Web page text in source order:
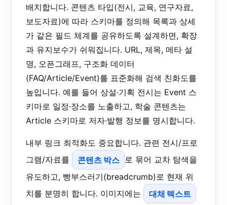
배치합니다. 콘텐츠 타입(전시, 교육, 연구자료,
보도자료)에 따라 스키마를 정의해 목록과 상세
가 같은 필드 체계를 공유하도록 설계하면, 확장
과 유지보수가 쉬워집니다. URL, 제목, 메타 설
명, 오픈그래프, 구조화 데이터
(FAQ/Article/Event)를 표준화해 검색 친화도를
높입니다. 예를 들어 상설·기획 전시는 Event 스
키마로 일정·장소를 노출하고, 학술 콘텐츠는
Article 스키마로 저자·발행 정보를 명시합니다.
내부 링크 최적화도 중요합니다. 관련 전시/프로
그램/자료를
콘텐츠 박스 로 묶어 교차 탐색을
유도하고, 빵부스러기(breadcrumb)로 현재 위
치를 분명히 합니다. 이미지에는
대체 텍스트